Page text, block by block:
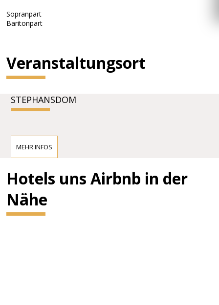
Sopranpart
Baritonpart
Veranstaltungsort
STEPHANSDOM
MEHR INFOS
Hotels uns Airbnb in der
Nähe